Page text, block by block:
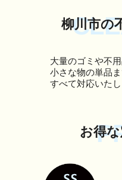
柳川市の
大量のゴミや不
小さな物の単品
すべて対応いたし
お得